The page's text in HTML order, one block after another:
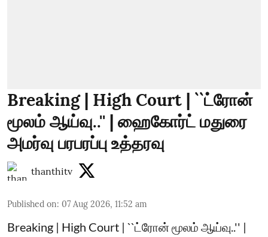
Breaking | High Court | ``ட்ரோன்
மூலம் ஆய்வு..'' | ஹைகோர்ட் மதுரை
அமர்வு பரபரப்பு உத்தரவு
thanthitv
Published on: 07 Aug 2026, 11:52 am
Breaking | High Court | ``ட்ரோன் மூலம் ஆய்வு..'' |